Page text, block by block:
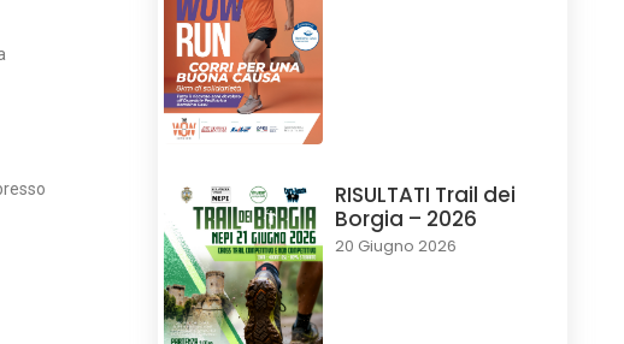
RISULTATI Trail dei
Borgia – 2026
20 Giugno 2026